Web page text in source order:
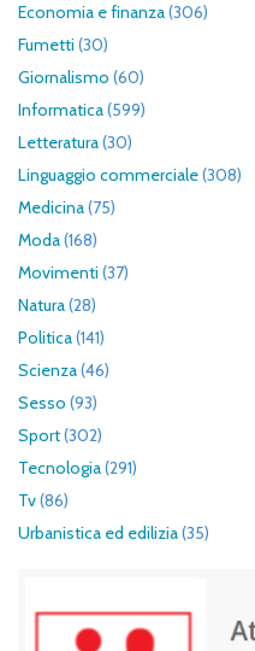
Economia e finanza(306)
Fumetti (30)
Giornalismo (60)
Informatica(599)
Letteratura(30)
Linguaggio commerciale(308)
Medicina(75)
Moda(168)
Movimenti (37)
Natura(28)
Politica(141)
Scienza(46)
Sesso (93)
Sport(302)
Tecnologia(291)
Tv(86)
Urbanistica ed edilizia(35)